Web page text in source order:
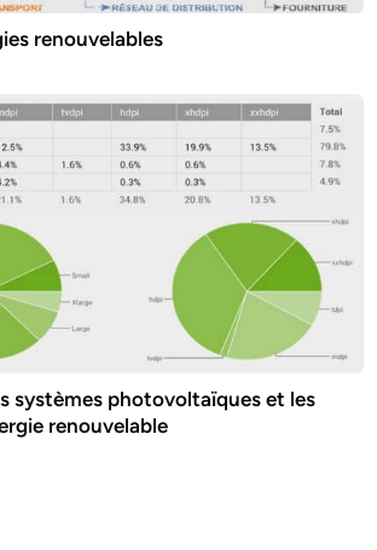
renouvelables
systèmes photovoltaïques et les
renouvelable